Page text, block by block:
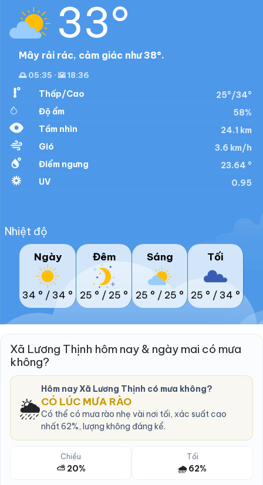
33°
Mây rải rác, cảm giác như 38°.
🌅 05:35 · 🌇 18:36
Thấp/Cao
25°/34°
Độ ẩm
58%
Tầm nhìn
24.1 km
Gió
3.6 km/h
Điểm ngưng
23.64 °
UV
0.95
Nhiệt độ
Ngày
34 ° / 34 °
Đêm
25 ° / 25 °
Sáng
25 ° / 25 °
Tối
25 ° / 34 °
Xã Lương Thịnh hôm nay & ngày mai có mưa
không?
🌦️
Hôm nay Xã Lương Thịnh có mưa không?
CÓ LÚC MƯA RÀO
Có thể có mưa rào nhẹ vài nơi tối, xác suất cao
nhất 62%, lượng không đáng kể.
Chiều
⛅ 20%
Tối
🌧️ 62%